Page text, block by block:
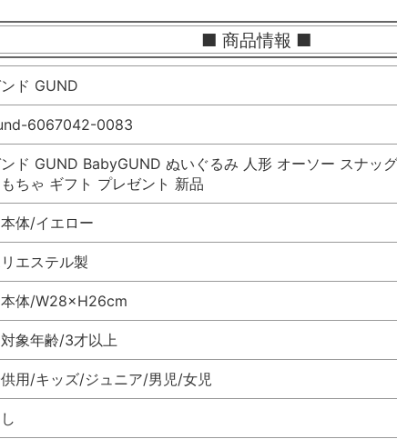
■ 商品情報 ■
ド GUND
6067042-0083
ド GUND BabyGUND ぬいぐるみ 人形 オーソー スナ
ちゃ ギフト プレゼント 新品
本体/イエロー
エステル製
本体/W28×H26cm
対象年齢/3才以上
用/キッズ/ジュニア/男児/女児